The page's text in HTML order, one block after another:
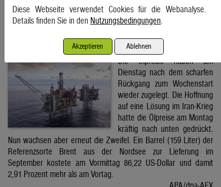
APA
Brent-Ölpreis steigt auf 86,22 US-Dollar
4. August 2026, Wien
Die Ölpreise haben am
Dienstag nach dem scharfen
Rückgang zum Wochenstart
wieder zugelegt. Die Hoffnung
auf eine Lösung im Iran-Krieg
hatte die Ölpreise am Montag
kräftig nach unten gedrückt.
Nun wachsen aber erneut die Zweifel. Ein Barrel (159 Liter) der
Referenzsorte Brent aus der Nordsee zur Lieferung im
September kostete am Vormittag 86,22 US-Dollar und damit
2,91 Prozent mehr als am Vortag.
Diese Webseite verwendet Cookies für die Webanalyse.
Details finden Sie in den Nutzungsbedingungen.
Akzeptieren Ablehnen